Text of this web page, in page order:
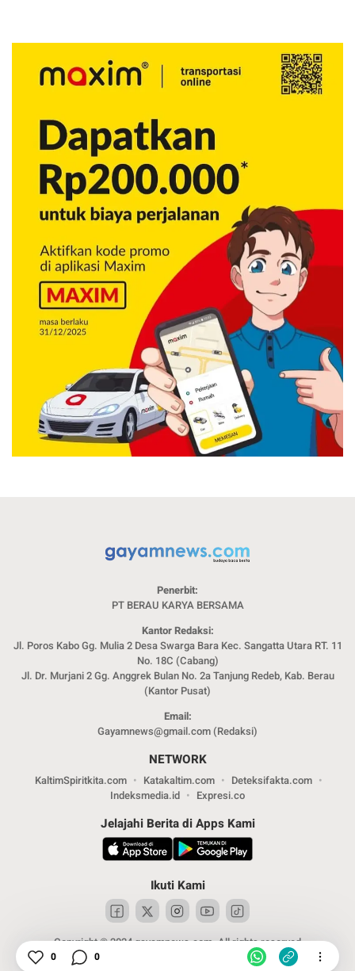
Penerbit:
PT BERAU KARYA BERSAMA
Kantor Redaksi:
Jl. Poros Kabo Gg. Mulia 2 Desa Swarga Bara Kec. Sangatta Utara RT. 11
No. 18C (Cabang)
Jl. Dr. Murjani 2 Gg. Anggrek Bulan No. 2a Tanjung Redeb, Kab. Berau
(Kantor Pusat)
Email:
Gayamnews@gmail.com (Redaksi)
NETWORK
KaltimSpiritkita.com Katakaltim.com
Deteksifakta.com
Indeksmedia.id
Expresi.co
Jelajahi Berita di Apps Kami
Ikuti Kami
Copyright © 2024 gayamnews.com. All rights reserved
0 0